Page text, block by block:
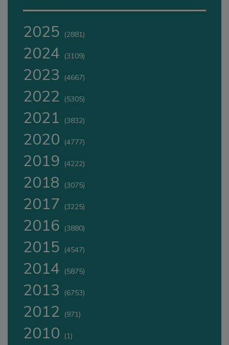
2025 (2881)
2024 (3109)
2023 (4667)
2022 (5305)
2021 (3832)
2020 (4777)
2019 (4222)
2018 (3075)
2017 (3225)
2016 (3880)
2015 (4547)
2014 (5875)
2013 (6753)
2012 (971)
2010 (1)